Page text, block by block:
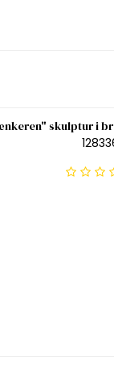
skulptur i